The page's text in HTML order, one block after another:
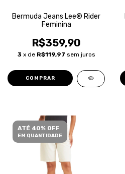
Bermuda Jeans Lee® Rider
Feminina
R$359,90
3 x de R$119,97 sem juros
COMPRAR
ATÉ 40% OFF
EM QUANTIDADE